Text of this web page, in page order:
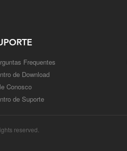
Frequentes
de Download
Conosco
de Suporte
reserved.